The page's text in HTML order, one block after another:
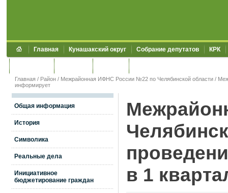
Главная Кунашакский округ Собрание депутатов КРК
Главная / Район / Межрайонная ИФНС России №22 по Челябинской области /
информирует
Общая информация
История
Символика
Реальные дела
Инициативное
бюджетирование граждан
в 1